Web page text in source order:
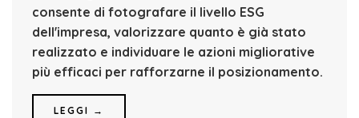
consente di fotografare il livello ESG
dell'impresa, valorizzare quanto è già stato
realizzato e individuare le azioni migliorative
più efficaci per rafforzarne il posizionamento.
LEGGI →